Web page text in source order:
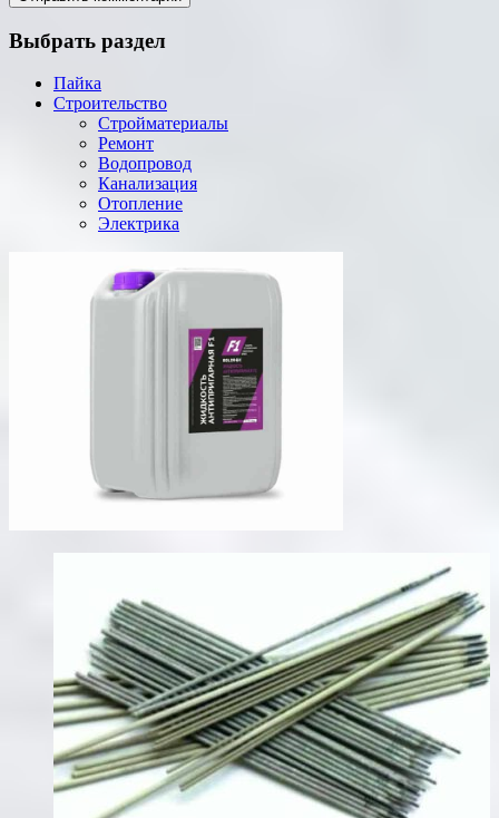
Выбрать раздел
Пайка
Строительство
Стройматериалы
Ремонт
Водопровод
Канализация
Отопление
Электрика